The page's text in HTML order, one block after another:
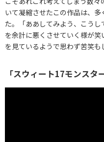
いて凝縮させたこの作品は、
た。「ああしてみよう、こう
を余計に悪くさせていく様が
を見ているようで思わず苦笑も
「スウィート17モンスター